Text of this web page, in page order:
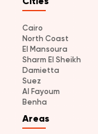
Cairo
North Coast
El Mansoura
Sharm El Sheikh
Damietta
Suez
Al Fayoum
Benha
Areas